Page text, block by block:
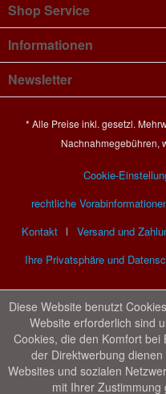
Shop Service
Informationen
Newsletter
* Alle Preise inkl. gesetzl.
Nachnahmegebühren,
Cookie-
rechtliche
Kontakt
Versand und
Ihre Privatsphäre und
Diese Website benutzt
Website erforderlich sind
Cookies, die den Komfort
der Direktwerbung
Websites und sozialen
mit Ihrer Zustimmung